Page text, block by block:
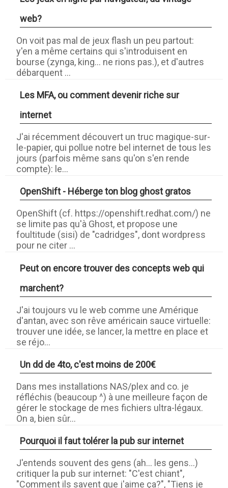
web?
On voit pas mal de jeux flash un peu partout:
y'en a même certains qui s'introduisent en
bourse (zynga, king... ne rions pas.), et d'autres
débarquent ...
Les MFA, ou comment devenir riche sur
internet
J'ai récemment découvert un truc magique-sur-
le-papier, qui pollue notre bel internet de tous les
jours (parfois même sans qu'on s'en rende
compte): le...
OpenShift - Héberge ton blog ghost gratos
OpenShift (cf. https://openshift.redhat.com/) ne
se limite pas qu'à Ghost, et propose une
foultitude (sisi) de "cadridges", dont wordpress
pour ne citer ...
Peut on encore trouver des concepts web qui
marchent?
J'ai toujours vu le web comme une Amérique
d'antan, avec son rêve américain sauce virtuelle:
trouver une idée, se lancer, la mettre en place et
se réjo...
Un dd de 4to, c'est moins de 200€
Dans mes installations NAS/plex and co. je
réfléchis (beaucoup ^) à une meilleure façon de
gérer le stockage de mes fichiers ultra-légaux.
On a, bien sûr...
Pourquoi il faut tolérer la pub sur internet
J'entends souvent des gens (ah... les gens...)
critiquer la pub sur internet: "C'est chiant",
"Comment ils savent que j'aime ça?", "Tiens je